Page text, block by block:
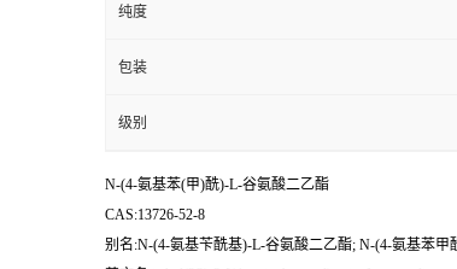
纯度
包装
级别
N-(4-氨基苯(甲)酰)-L-谷氨酸二乙酯
CAS:13726-52-8
别名:N-(4-氨基苄酰基)-L-谷氨酸二乙酯; N-(4-氨基苯甲